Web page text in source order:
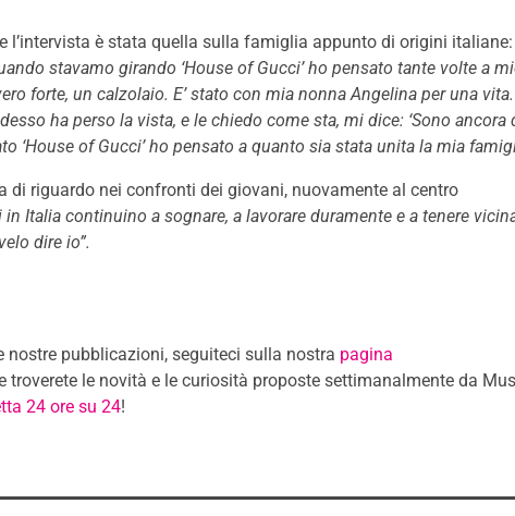
l’intervista è stata quella sulla famiglia appunto di origini italiane:
stavamo girando ‘House of Gucci’ ho pensato tante volte a
forte, un calzolaio. E’ stato con mia nonna Angelina per una vita.
ha perso la vista, e le chiedo come sta, mi dice: ‘Sono ancora
‘House of Gucci’ ho pensato a quanto sia stata unita la mia
di riguardo nei confronti dei giovani, nuovamente al centro
in Italia continuino a sognare, a lavorare duramente e a tenere
dire io”.
nostre pubblicazioni, seguiteci sulla nostra pagina
troverete le novità e le curiosità proposte settimanalmente da
24 ore su 24!